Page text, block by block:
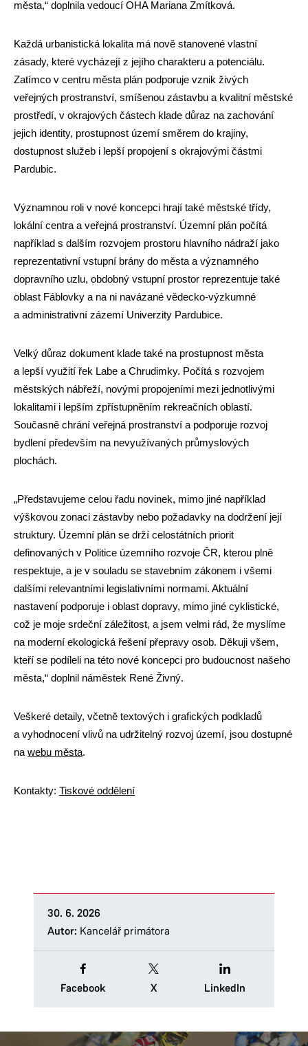
města,“ doplnila vedoucí OHA Mariana Zmítková.
Každá urbanistická lokalita má nově stanovené vlastní
zásady, které vycházejí z jejího charakteru a potenciálu.
Zatímco v centru města plán podporuje vznik živých
veřejných prostranství, smíšenou zástavbu a kvalitní městské
prostředí, v okrajových částech klade důraz na zachování
jejich identity, prostupnost území směrem do krajiny,
dostupnost služeb i lepší propojení s okrajovými částmi
Pardubic.
Významnou roli v nové koncepci hrají také městské třídy,
lokální centra a veřejná prostranství. Územní plán počítá
například s dalším rozvojem prostoru hlavního nádraží jako
reprezentativní vstupní brány do města a významného
dopravního uzlu, obdobný vstupní prostor reprezentuje také
oblast Fáblovky a na ni navázané vědecko-výzkumné
a administrativní zázemí Univerzity Pardubice.
Velký důraz dokument klade také na prostupnost města
a lepší využití řek Labe a Chrudimky. Počítá s rozvojem
městských nábřeží, novými propojeními mezi jednotlivými
lokalitami i lepším zpřístupněním rekreačních oblastí.
Současně chrání veřejná prostranství a podporuje rozvoj
bydlení především na nevyužívaných průmyslových
plochách.
„Představujeme celou řadu novinek, mimo jiné například
výškovou zonaci zástavby nebo požadavky na dodržení její
struktury. Územní plán se drží celostátních priorit
definovaných v Politice územního rozvoje ČR, kterou plně
respektuje, a je v souladu se stavebním zákonem i všemi
dalšími relevantními legislativními normami. Aktuální
nastavení podporuje i oblast dopravy, mimo jiné cyklistické,
což je moje srdeční záležitost, a jsem velmi rád, že myslíme
na moderní ekologická řešení přepravy osob. Děkuji všem,
kteří se podíleli na této nové koncepci pro budoucnost našeho
města,“ doplnil náměstek René Živný.
Veškeré detaily, včetně textových i grafických podkladů
a vyhodnocení vlivů na udržitelný rozvoj území, jsou dostupné
na webu města.
Kontakty: Tiskové oddělení
30. 6. 2026
Autor: Kancelář primátora
Facebook X LinkedIn